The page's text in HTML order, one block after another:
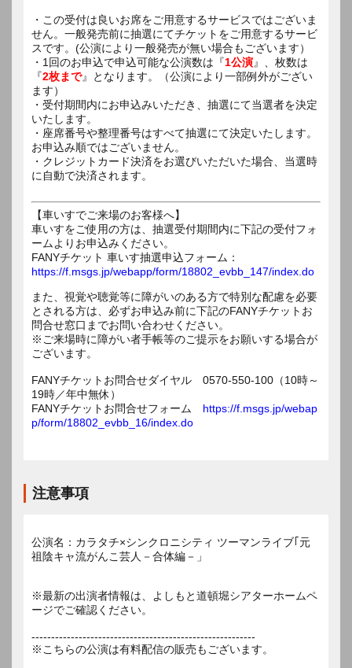
・この受付は良いお席をご用意するサービスではございま
せん。一般発売前に抽選にてチケットをご用意するサービ
スです。(公演により一般発売が無い場合もございます）
・1回のお申込で申込可能な公演数は『1公演』、枚数は
『2枚まで』となります。（公演により一部例外がござい
ます）
・受付期間内にお申込みいただき、抽選にて当選者を決定
いたします。
・座席番号や整理番号はすべて抽選にて決定いたします。
お申込み順ではございません。
・クレジットカード決済をお選びいただいた場合、当選時
に自動で決済されます。
【車いすでご来場のお客様へ】
車いすをご使用の方は、抽選受付期間内に下記の受付フォ
ームよりお申込みください。
FANYチケット 車いす抽選申込フォーム：
https://f.msgs.jp/webapp/form/18802_evbb_147/index.do
また、視覚や聴覚等に障がいのある方で特別な配慮を必要
とされる方は、必ずお申込み前に下記のFANYチケットお
問合せ窓口までお問い合わせください。
※ご来場時に障がい者手帳等のご提示をお願いする場合が
ございます。
FANYチケットお問合せダイヤル 0570-550-100（10時～
19時／年中無休）
FANYチケットお問合せフォーム https://f.msgs.jp/webap
p/form/18802_evbb_16/index.do
注意事項
公演名：カラタチ×シンクロニシティ ツーマンライブ｢元
祖陰キャ流がんこ芸人－合体編－」
※最新の出演者情報は、よしもと道頓堀シアターホームペ
ージでご確認ください。
---------------------------------------------------------
※こちらの公演は有料配信の販売もございます。